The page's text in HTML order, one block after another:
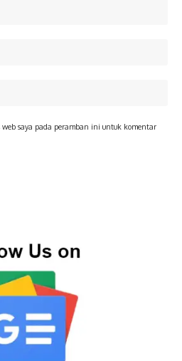
saya pada peramban ini untuk komentar